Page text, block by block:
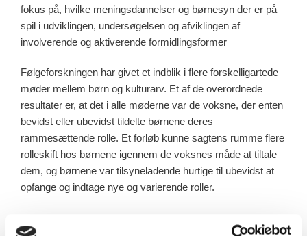
fokus på, hvilke meningsdannelser og børnesyn der er på
spil i udviklingen, undersøgelsen og afviklingen af
involverende og aktiverende formidlingsformer
Følgeforskningen har givet et indblik i flere forskelligartede
møder mellem børn og kulturarv. Et af de overordnede
resultater er, at det i alle møderne var de voksne, der enten
bevidst eller ubevidst tildelte børnene deres
rammesættende rolle. Et forløb kunne sagtens rumme flere
rolleskift hos børnene igennem de voksnes måde at tiltale
dem, og børnene var tilsyneladende hurtige til ubevidst at
opfange og indtage nye og varierende roller.